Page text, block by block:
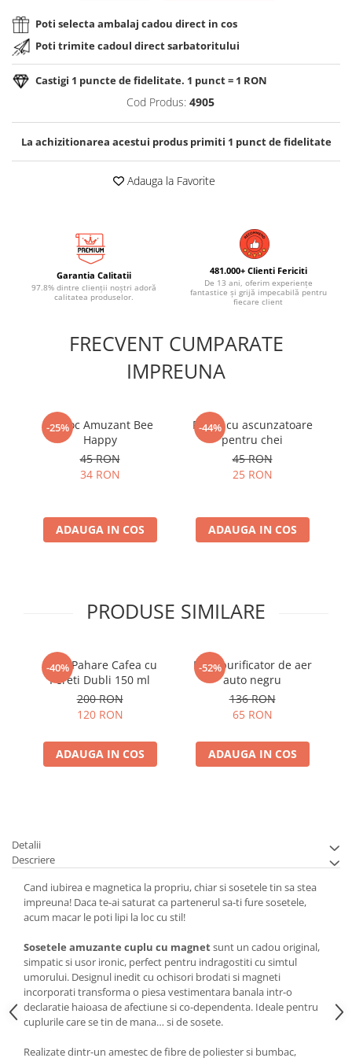
Poti selecta ambalaj cadou direct in cos
Poti trimite cadoul direct sarbatoritului
Castigi 1 puncte de fidelitate. 1 punct = 1 RON
Cod Produs: 4905
La achizitionarea acestui produs primiti 1 punct de fidelitate
Adauga la Favorite
Garantia Calitatii
97.8% dintre clienții noștri adoră
calitatea produselor.
481.000+ Clienti Fericiti
De 13 ani, oferim experiențe
fantastice și grijă impecabilă pentru
fiecare client
FRECVENT CUMPARATE
IMPREUNA
-25%
Breloc Amuzant Bee
Happy
45 RON
34 RON
ADAUGA IN COS
-44%
Piatra cu ascunzatoare
pentru chei
45 RON
25 RON
ADAUGA IN COS
PRODUSE SIMILARE
-40%
Set 4 Pahare Cafea cu
Pereti Dubli 150 ml
200 RON
120 RON
ADAUGA IN COS
-52%
Mini purificator de aer
auto negru
136 RON
65 RON
ADAUGA IN COS
Detalii
Descriere
Cand iubirea e magnetica la propriu, chiar si sosetele tin sa stea
impreuna! Daca te-ai saturat ca partenerul sa-ti fure sosetele,
acum macar le poti lipi la loc cu stil!
Sosetele amuzante cuplu cu magnetsunt un cadou original,
simpatic si usor ironic, perfect pentru indragostiti cu simtul
umorului. Designul inedit cu ochisori brodati si magneti
incorporati transforma o piesa vestimentara banala intr-o
declaratie haioasa de afectiune si co-dependenta. Ideale pentru
cuplurile care se tin de mana… si de sosete.
Realizate dintr-un amestec de fibre de poliester si bumbac,